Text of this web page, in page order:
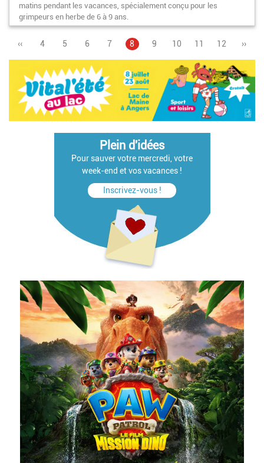
matins pendant les vacances, spécialement conçu pour les
grimpeurs en herbe de 6 à 9 ans.
Pagination
Page
‹‹ Page
4 Page
5 Page
6 Page
7
Page
8 Page
9 Page
10 Page
11 Page
12
Page
››
Plein d'idées
Pour sauver votre mercredi, votre
week-end et vos vacances !
Inscrivez-vous !